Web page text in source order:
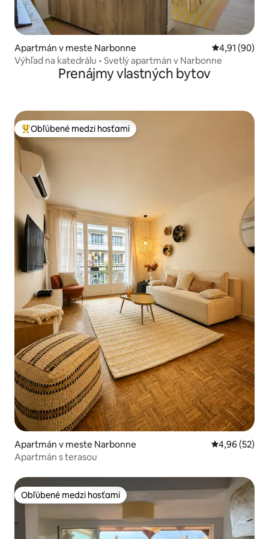
Apartmán v meste Narbonne Priemerné
4,91 (90)
Výhľad na katedrálu • Svetlý apartmán v Narbonne
Prenájmy vlastných bytov
Najobľúbenejšie medzi hosťami
Obľúbené medzi hosťami
Apartmán v meste Narbonne Priemerné
4,96 (52)
Apartmán s terasou
Obľúbené medzi hosťami
Obľúbené medzi hosťami